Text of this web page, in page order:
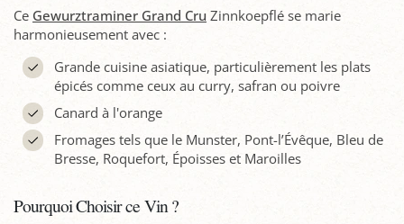
Ce Gewurztraminer Grand Cru Zinnkoepflé se marie
harmonieusement avec :
Grande cuisine asiatique, particulièrement les plats
épicés comme ceux au curry, safran ou poivre
Canard à l'orange
Fromages tels que le Munster, Pont-l’Évêque, Bleu de
Bresse, Roquefort, Époisses et Maroilles
Pourquoi Choisir ce Vin ?